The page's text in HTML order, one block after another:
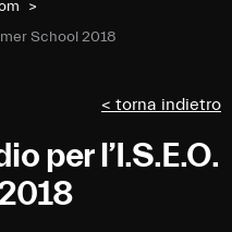
School 2018
< torna indietro
per l’I.S.E.O.